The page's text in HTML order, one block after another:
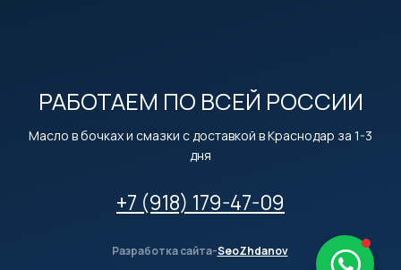
+7 (918) 179-47-09
Разработка сайта-SeoZhdanov
РАБОТАЕМ ПО ВСЕЙ РОССИИ
Масло в бочках и смазки с доставкой в Краснодар за 1-3
дня